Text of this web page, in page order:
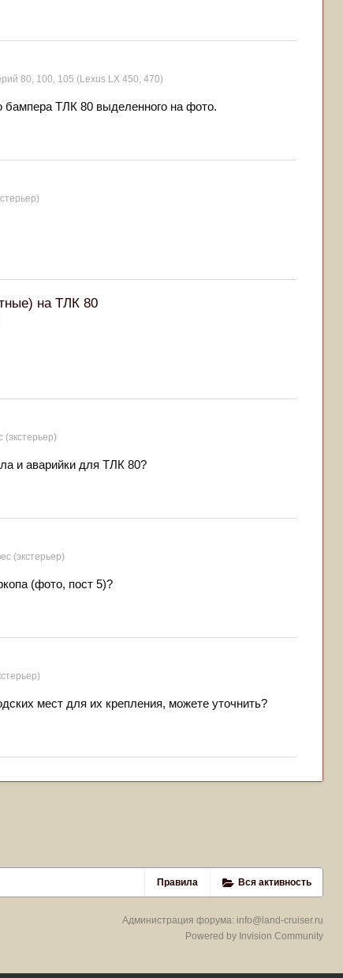
80, 100, 105 (Lexus LX 450, 470)
бампера ТЛК 80 выделенного на фото.
на ТЛК 80
(экстерьер)
и аварийки для ТЛК 80?
(экстерьер)
(фото, пост 5)?
мест для их крепления, можете уточнить?
Правила Вся активность
Администрация форума: info@land-cruiser.ru
Powered by Invision Community